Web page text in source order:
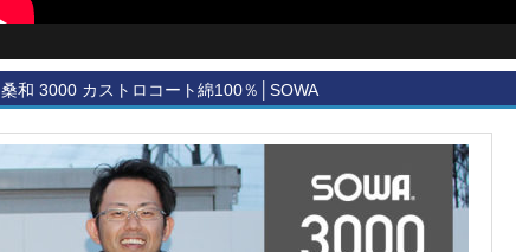
桑和 3000 カストロコート綿100％│SOWA